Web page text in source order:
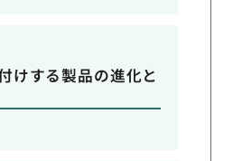
けする製品の進化と